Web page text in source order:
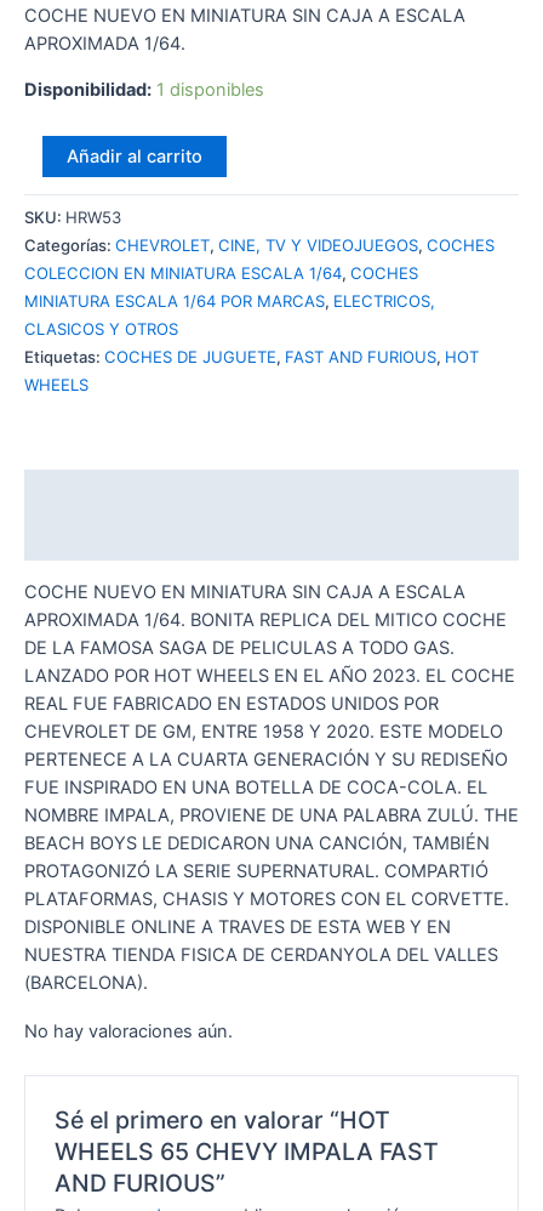
COCHE NUEVO EN MINIATURA SIN CAJA A ESCALA
APROXIMADA 1/64.
Disponibilidad: 1 disponibles
WHEELS
CHEVY
IMPALA
FURIOUS
cantidad
Añadir al carrito
SKU: HRW53
Categorías: CHEVROLET, CINE, TV Y VIDEOJUEGOS, COCHES
COLECCION EN MINIATURA ESCALA 1/64, COCHES
MINIATURA ESCALA 1/64 POR MARCAS, ELECTRICOS,
CLASICOS Y OTROS
Etiquetas: COCHES DE JUGUETE, FAST AND FURIOUS, HOT
WHEELS
COCHE NUEVO EN MINIATURA SIN CAJA A ESCALA
APROXIMADA 1/64. BONITA REPLICA DEL MITICO COCHE
DE LA FAMOSA SAGA DE PELICULAS A TODO GAS.
LANZADO POR HOT WHEELS EN EL AÑO 2023. EL COCHE
REAL FUE FABRICADO EN ESTADOS UNIDOS POR
CHEVROLET DE GM, ENTRE 1958 Y 2020. ESTE MODELO
PERTENECE A LA CUARTA GENERACIÓN Y SU REDISEÑO
FUE INSPIRADO EN UNA BOTELLA DE COCA-COLA. EL
NOMBRE IMPALA, PROVIENE DE UNA PALABRA ZULÚ. THE
BEACH BOYS LE DEDICARON UNA CANCIÓN, TAMBIÉN
PROTAGONIZÓ LA SERIE SUPERNATURAL. COMPARTIÓ
PLATAFORMAS, CHASIS Y MOTORES CON EL CORVETTE.
DISPONIBLE ONLINE A TRAVES DE ESTA WEB Y EN
NUESTRA TIENDA FISICA DE CERDANYOLA DEL VALLES
(BARCELONA).
No hay valoraciones aún.
Sé el primero en valorar “HOT
WHEELS 65 CHEVY IMPALA FAST
AND FURIOUS”